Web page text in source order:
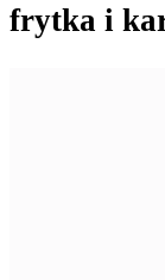
frytka i